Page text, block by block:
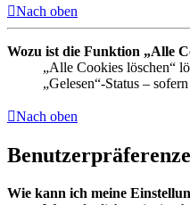
Nach oben
Wozu ist die Funktion „Alle
„Alle Cookies löschen“
„Gelesen“-Status –
Nach oben
Wie kann ich meine